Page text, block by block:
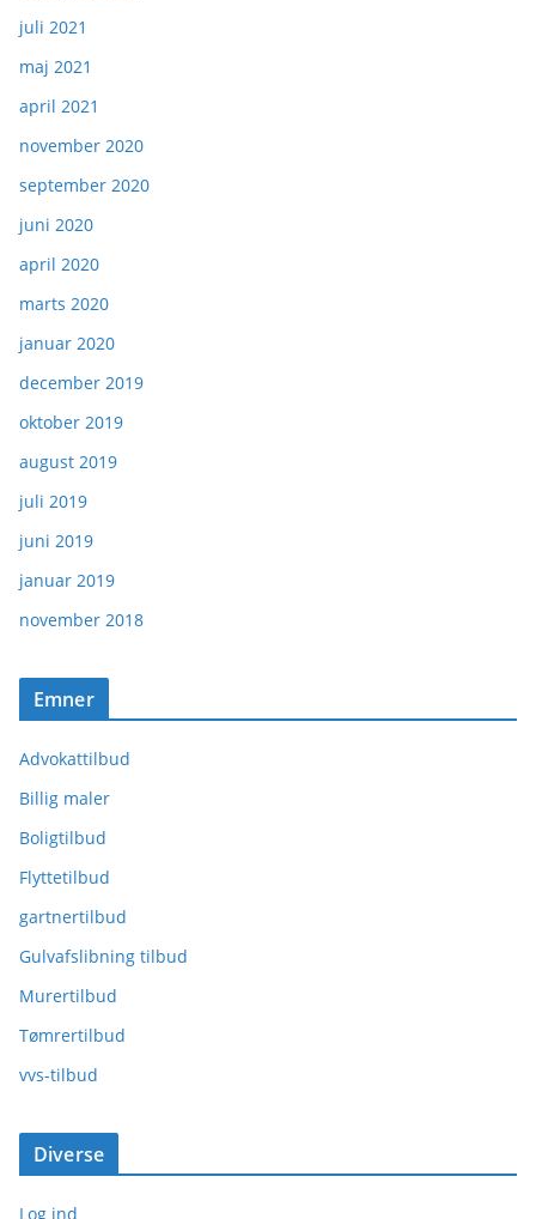
juli 2021
maj 2021
april 2021
november 2020
september 2020
juni 2020
april 2020
marts 2020
januar 2020
december 2019
oktober 2019
august 2019
juli 2019
juni 2019
januar 2019
november 2018
Emner
Advokattilbud
Billig maler
Boligtilbud
Flyttetilbud
gartnertilbud
Gulvafslibning tilbud
Murertilbud
Tømrertilbud
vvs-tilbud
Diverse
Log ind